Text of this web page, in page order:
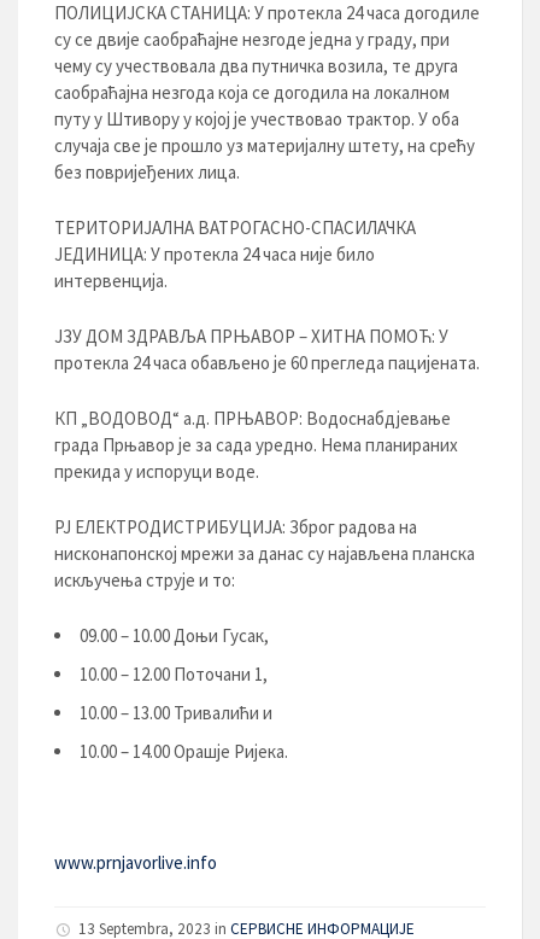
ПОЛИЦИЈСКА СТАНИЦА: У протекла 24 часа догодиле
су се двије саобраћајне незгоде једна у граду, при
чему су учествовала два путничка возила, те друга
саобраћајна незгода која се догодила на локалном
путу у Штивору у којој је учествовао трактор. У оба
случаја све је прошло уз материјалну штету, на срећу
без повријеђених лица.
ТЕРИТОРИЈАЛНА ВАТРОГАСНО-СПАСИЛАЧКА
ЈЕДИНИЦА: У протекла 24 часа није било
интервенција.
ЈЗУ ДОМ ЗДРАВЉА ПРЊАВОР – ХИТНА ПОМОЋ: У
протекла 24 часа обављено је 60 прегледа пацијената.
КП „ВОДОВОД“ а.д. ПРЊАВОР: Водоснабдјевање
града Прњавор је за сада уредно. Нема планираних
прекида у испоруци воде.
РЈ ЕЛЕКТРОДИСТРИБУЦИЈA: Зброг радова на
нисконапонској мрежи за данас су најављена планска
искључења струје и то:
09.00 – 10.00 Доњи Гусак,
10.00 – 12.00 Поточани 1,
10.00 – 13.00 Тривалићи и
10.00 – 14.00 Орашје Ријека.
www.prnjavorlive.info
13 Septembra, 2023 in СЕРВИСНЕ ИНФОРМАЦИЈЕ